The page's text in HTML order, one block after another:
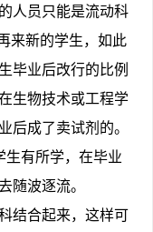
人员只能是流动科
来新的学生，如此
毕业后改行的比例
生物技术或工程学
后成了卖试剂的。
生有所学，在毕业
随波逐流。
结合起来，这样可